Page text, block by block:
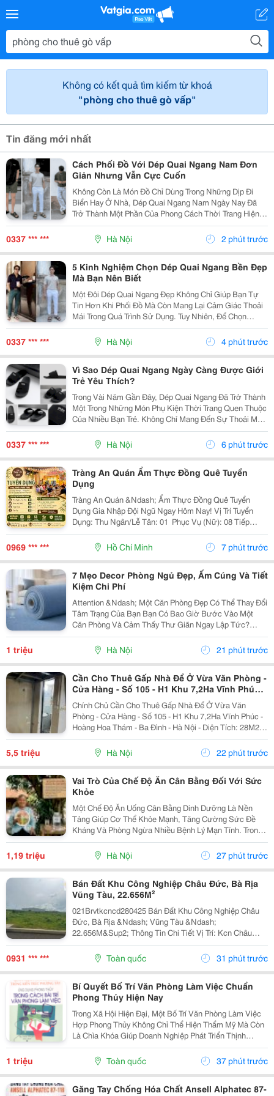
Không có kết quả tìm kiếm từ khoá
"phòng cho thuê gò vấp"
Tin đăng mới nhất
Cách Phối Đồ Với Dép Quai Ngang Nam Đơn
Giản Nhưng Vẫn Cực Cuốn
Không Còn Là Món Đồ Chỉ Dùng Trong Những Dịp Đi
Biển Hay Ở Nhà, Dép Quai Ngang Nam Ngày Nay Đã
Trở Thành Một Phần Của Phong Cách Thời Trang Hiện
Đại. Chỉ Cần Biết Cách Phối Đồ, Bạn Hoàn Toàn Có Thể
Tạo Nên Vẻ Ngoài Trẻ Trung, Năng Động Và Đầy Cá...
0337 *** *** Hà Nội 2 phút trước
5 Kinh Nghiệm Chọn Dép Quai Ngang Bền Đẹp
Mà Bạn Nên Biết
Một Đôi Dép Quai Ngang Đẹp Không Chỉ Giúp Bạn Tự
Tin Hơn Khi Phối Đồ Mà Còn Mang Lại Cảm Giác Thoải
Mái Trong Quá Trình Sử Dụng. Tuy Nhiên, Để Chọn
Được Sản Phẩm Phù Hợp Không Phải Ai Cũng Biết.
Dưới Đây Là Một Vài Kinh Nghiệm Đơn Giản Bạn Có
Thể Áp...
0337 *** *** Hà Nội 4 phút trước
Vì Sao Dép Quai Ngang Ngày Càng Được Giới
Trẻ Yêu Thích?
Trong Vài Năm Gần Đây, Dép Quai Ngang Đã Trở Thành
Một Trong Những Món Phụ Kiện Thời Trang Quen Thuộc
Của Nhiều Bạn Trẻ. Không Chỉ Mang Đến Sự Thoải Mái
Khi Di Chuyển, Kiểu Dép Này Còn Giúp Người Mang Dễ
Dàng Phối Hợp Với Nhiều Phong Cách Khác Nhau,...
0337 *** *** Hà Nội 6 phút trước
Tràng An Quán Ẩm Thực Đồng Quê Tuyển
Dụng
Tràng An Quán &Ndash; Ẩm Thực Đồng Quê Tuyển
Dụng Gia Nhập Đội Ngũ Ngay Hôm Nay! Vị Trí Tuyển
Dụng: Thu Ngân/Lễ Tân: 01 ️ Phục Vụ (Nữ): 08 Tiếp
Thực: 02 Tạp Vụ: 02 ⏰ Thời Gian Làm Việc: &Bull; Ca
Full: 9:00 &Ndash; 22:00 (Nghỉ Giữa Ca...
0969 *** *** Hồ Chí Minh 7 phút trước
7 Mẹo Decor Phòng Ngủ Đẹp, Ấm Cúng Và Tiết
Kiệm Chi Phí
Attention &Ndash; Một Căn Phòng Đẹp Có Thể Thay Đổi
Tâm Trạng Của Bạn Bạn Có Bao Giờ Bước Vào Một
Căn Phòng Và Cảm Thấy Thư Giãn Ngay Lập Tức?
Không Phải Vì Căn Phòng Quá Rộng Hay Quá Đắt Tiền,
Mà Bởi Cách Bài Trí Hài Hòa, Ánh Sáng Dịu Nhẹ Và
Những...
1 triệu Hà Nội 21 phút trước
Cần Cho Thuê Gấp Nhà Để Ở Vừa Văn Phòng -
Cửa Hàng - Số 105 - H1 Khu 7,2Ha Vĩnh Phúc -
Ba Đình
Chính Chủ Cần Cho Thuê Gấp Nhà Để Ở Vừa Văn
Phòng - Cửa Hàng - Số 105 - H1 Khu 7,2Ha Vĩnh Phúc -
Hoàng Hoa Thám - Ba Đình - Hà Nội - Diện Tích: 28M2 -
Vệ Sinh Khép Kín, Có Gác Xép, Vỉa Hè Rộng, Nhà
Riêng Biệt, Độc Lập. - Tiện Nghi Có Sẵn Điều...
5,5 triệu Hà Nội 22 phút trước
Vai Trò Của Chế Độ Ăn Cân Bằng Đối Với Sức
Khỏe
Một Chế Độ Ăn Uống Cân Bằng Dinh Dưỡng Là Nền
Tảng Giúp Cơ Thể Khỏe Mạnh, Tăng Cường Sức Đề
Kháng Và Phòng Ngừa Nhiều Bệnh Lý Mạn Tính. Trong
Bối Cảnh Ngày Càng Nhiều Người Quan Tâm Đến Lối
Sống Lành Mạnh, Việc Kết Hợp Dinh Dưỡng Với Các
Phương Pháp...
1,19 triệu Hà Nội 27 phút trước
Bán Đất Khu Công Nghiệp Châu Đức, Bà Rịa
Vũng Tàu, 22.656M²
021Brvtkcncd280425 Bán Đất Khu Công Nghiệp Châu
Đức, Bà Rịa &Ndash; Vũng Tàu &Ndash;
22.656M&Sup2; Thông Tin Chi Tiết Vị Trí: Kcn Châu
Đức, Tỉnh Bà Rịa &Ndash; Vũng Tàu. Tổng Diện Tích
Đất: 22.656M&Sup2; Diện Tích Sử Dụng Diện Tích Đất
Công...
0931 *** *** Toàn quốc 31 phút trước
Bí Quyết Bố Trí Văn Phòng Làm Việc Chuẩn
Phong Thủy Hiện Nay
Trong Xã Hội Hiện Đại, Một Bố Trí Văn Phòng Làm Việc
Hợp Phong Thủy Không Chỉ Thể Hiện Thẩm Mỹ Mà Còn
Là Chìa Khóa Giúp Doanh Nghiệp Phát Triển Thịnh
Vượng. Văn Phòng Là Nơi Hội Tụ Năng Lượng Của Con
Người, Tài Vận Và Trí Tuệ. Nếu Dòng Khí Trong...
1 triệu Toàn quốc 37 phút trước
Găng Tay Chống Hóa Chất Ansell Alphatec 87-